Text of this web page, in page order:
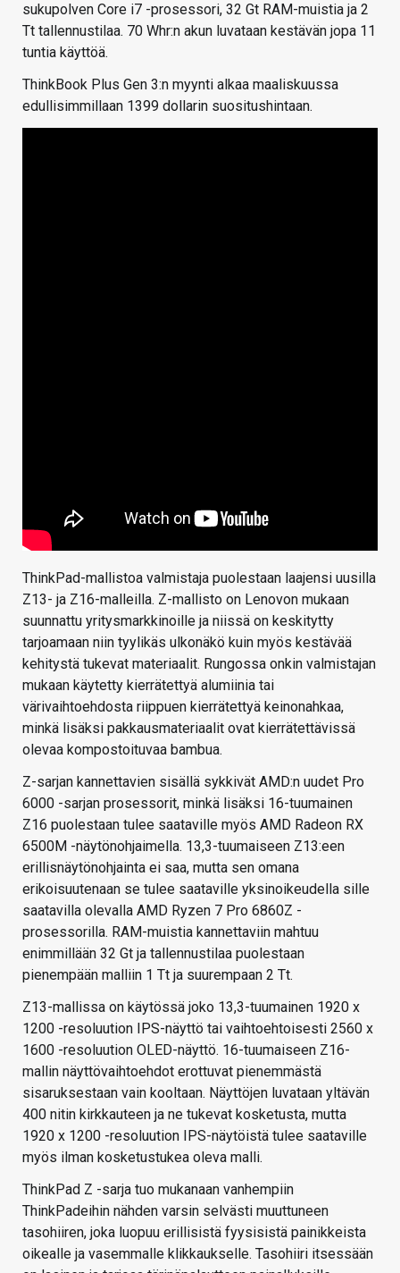
sukupolven Core i7 -prosessori, 32 Gt RAM-muistia ja 2
Tt tallennustilaa. 70 Whr:n akun luvataan kestävän jopa 11
tuntia käyttöä.
ThinkBook Plus Gen 3:n myynti alkaa maaliskuussa
edullisimmillaan 1399 dollarin suositushintaan.
ThinkPad-mallistoa valmistaja puolestaan laajensi uusilla
Z13- ja Z16-malleilla. Z-mallisto on Lenovon mukaan
suunnattu yritysmarkkinoille ja niissä on keskitytty
tarjoamaan niin tyylikäs ulkonäkö kuin myös kestävää
kehitystä tukevat materiaalit. Rungossa onkin valmistajan
mukaan käytetty kierrätettyä alumiinia tai
värivaihtoehdosta riippuen kierrätettyä keinonahkaa,
minkä lisäksi pakkausmateriaalit ovat kierrätettävissä
olevaa kompostoituvaa bambua.
Z-sarjan kannettavien sisällä sykkivät AMD:n uudet Pro
6000 -sarjan prosessorit, minkä lisäksi 16-tuumainen
Z16 puolestaan tulee saataville myös AMD Radeon RX
6500M -näytönohjaimella. 13,3-tuumaiseen Z13:een
erillisnäytönohjainta ei saa, mutta sen omana
erikoisuutenaan se tulee saataville yksinoikeudella sille
saatavilla olevalla AMD Ryzen 7 Pro 6860Z -
prosessorilla. RAM-muistia kannettaviin mahtuu
enimmillään 32 Gt ja tallennustilaa puolestaan
pienempään malliin 1 Tt ja suurempaan 2 Tt.
Z13-mallissa on käytössä joko 13,3-tuumainen 1920 x
1200 -resoluution IPS-näyttö tai vaihtoehtoisesti 2560 x
1600 -resoluution OLED-näyttö. 16-tuumaiseen Z16-
mallin näyttövaihtoehdot erottuvat pienemmästä
sisaruksestaan vain kooltaan. Näyttöjen luvataan yltävän
400 nitin kirkkauteen ja ne tukevat kosketusta, mutta
1920 x 1200 -resoluution IPS-näytöistä tulee saataville
myös ilman kosketustukea oleva malli.
ThinkPad Z -sarja tuo mukanaan vanhempiin
ThinkPadeihin nähden varsin selvästi muuttuneen
tasohiiren, joka luopuu erillisistä fyysisistä painikkeista
oikealle ja vasemmalle klikkaukselle. Tasohiiri itsessään